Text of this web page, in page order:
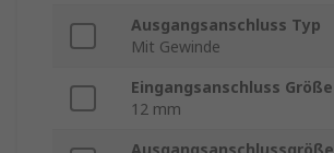
Ausgangsanschluss Typ
Mit Gewinde
Eingangsanschluss Größe
12 mm